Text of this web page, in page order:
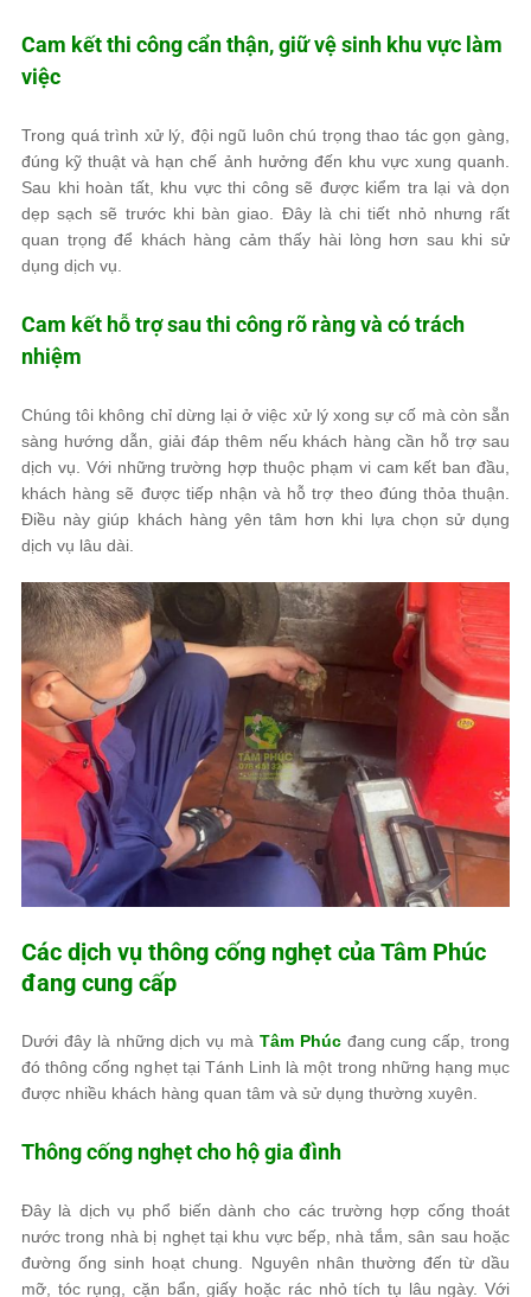
Cam kết thi công cẩn thận, giữ vệ sinh khu vực làm
việc
Trong quá trình xử lý, đội ngũ luôn chú trọng thao tác gọn gàng,
đúng kỹ thuật và hạn chế ảnh hưởng đến khu vực xung quanh.
Sau khi hoàn tất, khu vực thi công sẽ được kiểm tra lại và dọn
dẹp sạch sẽ trước khi bàn giao. Đây là chi tiết nhỏ nhưng rất
quan trọng để khách hàng cảm thấy hài lòng hơn sau khi sử
dụng dịch vụ.
Cam kết hỗ trợ sau thi công rõ ràng và có trách
nhiệm
Chúng tôi không chỉ dừng lại ở việc xử lý xong sự cố mà còn sẵn
sàng hướng dẫn, giải đáp thêm nếu khách hàng cần hỗ trợ sau
dịch vụ. Với những trường hợp thuộc phạm vi cam kết ban đầu,
khách hàng sẽ được tiếp nhận và hỗ trợ theo đúng thỏa thuận.
Điều này giúp khách hàng yên tâm hơn khi lựa chọn sử dụng
dịch vụ lâu dài.
Các dịch vụ thông cống nghẹt của Tâm Phúc
đang cung cấp
Dưới đây là những dịch vụ mà Tâm Phúcđang cung cấp, trong
đó thông cống nghẹt tại Tánh Linh là một trong những hạng mục
được nhiều khách hàng quan tâm và sử dụng thường xuyên.
Thông cống nghẹt cho hộ gia đình
Đây là dịch vụ phổ biến dành cho các trường hợp cống thoát
nước trong nhà bị nghẹt tại khu vực bếp, nhà tắm, sân sau hoặc
đường ống sinh hoạt chung. Nguyên nhân thường đến từ dầu
mỡ, tóc rụng, cặn bẩn, giấy hoặc rác nhỏ tích tụ lâu ngày. Với